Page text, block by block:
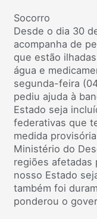
Socorro
Desde o dia 30
acompanha de
que estão
água e
segunda-feira
pediu ajuda à
Estado seja
federativas que
medida
Ministério do
regiões afetadas
nosso Estado
também foi
ponderou o